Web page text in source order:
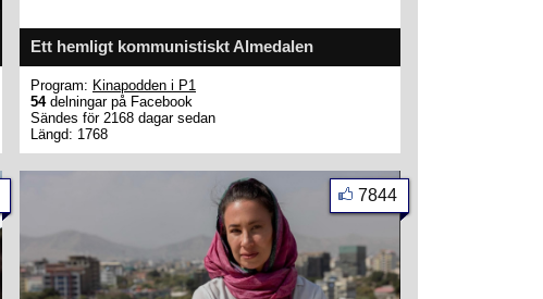
Ett hemligt kommunistiskt Almedalen
Program: Kinapodden i P1
54delningar på Facebook
Sändes för 2168 dagar sedan
Längd: 1768
7844